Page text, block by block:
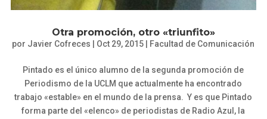
Otra promoción, otro «triunfito»
por Javier Cofreces Oct 29, 2015 Facultad de Comunicación
Pintado es el único alumno de la segunda promoción de
Periodismo de la UCLM que actualmente ha encontrado
trabajo «estable» en el mundo de la prensa. Y es que Pintado
forma parte del «elenco» de periodistas de Radio Azul, la